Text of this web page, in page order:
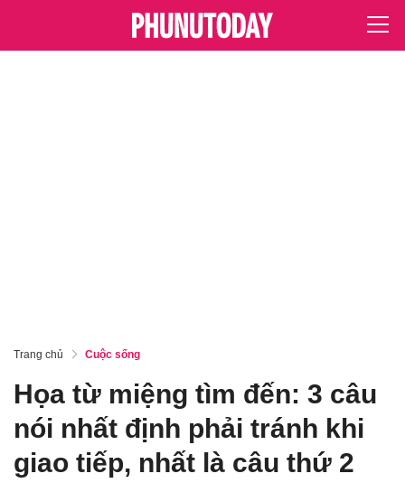
Trang chủ Cuộc sống
Họa từ miệng tìm đến: 3 câu
nói nhất định phải tránh khi
giao tiếp, nhất là câu thứ 2